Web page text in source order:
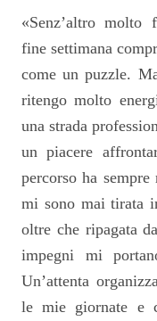
«Senz’altro molto
fine settimana
come un puzzle.
ritengo molto
una strada
un piacere
percorso ha
mi sono mai tirata
oltre che ripagata
impegni mi
Un’attenta
le mie giornate e